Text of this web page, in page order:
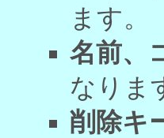
ます。
名前、
なりま
削除キ